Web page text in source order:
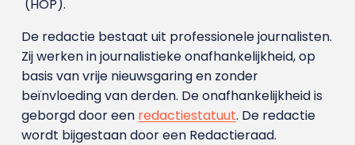
(HOP).
De redactie bestaat uit professionele journalisten.
Zij werken in journalistieke onafhankelijkheid, op
basis van vrije nieuwsgaring en zonder
beïnvloeding van derden. De onafhankelijkheid is
geborgd door een redactiestatuut. De redactie
wordt bijgestaan door een Redactieraad.